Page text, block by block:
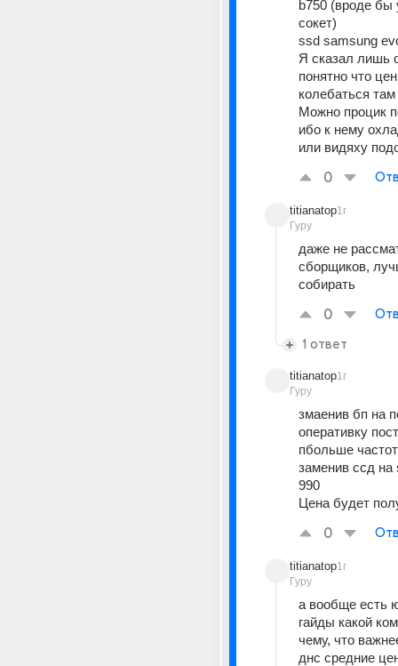
b750 (вроде бы
сокет)
ssd samsung
Я сказал лишь
понятно что
колебаться там
Можно процик
ибо к нему
или видяху
0
titianatop
Гуру
1г
даже не
сборщиков,
собирать
0
1 ответ
titianatop
Гуру
1г
змаенив бп на
оперативку
пбольше
заменив ссд на
990
Цена будет
0
titianatop
Гуру
1г
а вообще есть
гайды какой
чему, что
днс средние